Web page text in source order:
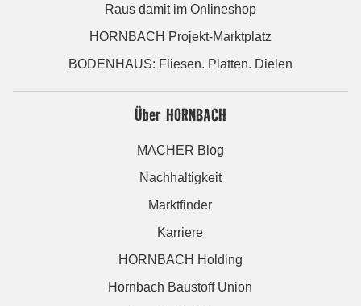
Raus damit im Onlineshop
HORNBACH Projekt-Marktplatz
BODENHAUS: Fliesen. Platten. Dielen
Über HORNBACH
MACHER Blog
Nachhaltigkeit
Marktfinder
Karriere
HORNBACH Holding
Hornbach Baustoff Union